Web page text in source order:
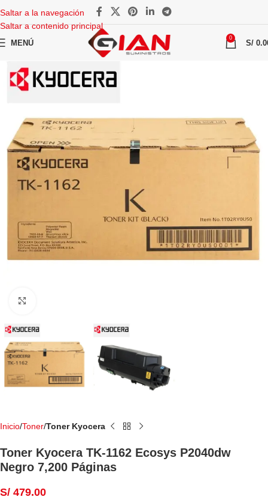
Saltar a la navegación
Saltar a contenido principal
MENÚ
0
S/
Inicio Toner Toner Kyocera
Toner Kyocera TK-1162 Ecosys P2040dw
Negro 7,200 Páginas
S/ 479.00